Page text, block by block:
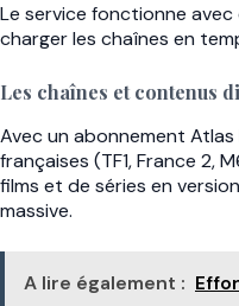
Le service fonctionne
charger les chaînes en
Les chaînes et contenus
Avec un abonnement
françaises (TF1, France 2,
films et de séries en
massive.
A lire également :